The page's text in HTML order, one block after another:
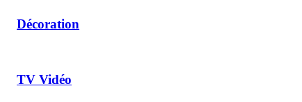
Décoration
TV Vidéo